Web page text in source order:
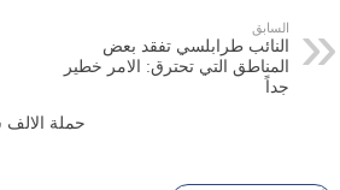
السابق
النائب طرابلسي تفقد بعض
المناطق التي تحترق: الامر خطير
جداً
حملة